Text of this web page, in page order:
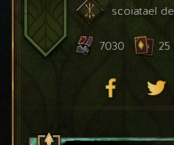
scoiatael
7030 25